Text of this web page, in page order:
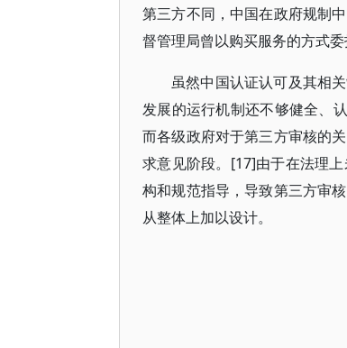
第三方不同，中国在政府规制
督管理局曾以购买服务的方式
虽然中国认证认可及其相
发展的运行机制还不够健全、
而各级政府对于第三方审核的
求意见阶段。[17]由于在法理
构和规范指导，导致第三方审
从整体上加以设计。